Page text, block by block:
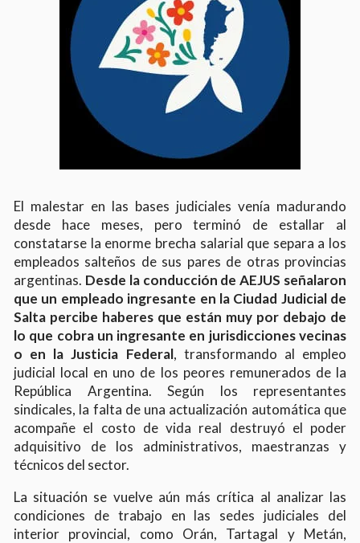
El malestar en las bases judiciales venía madurando
desde hace meses, pero terminó de estallar al
constatarse la enorme brecha salarial que separa a los
empleados salteños de sus pares de otras provincias
argentinas. Desde la conducción de AEJUS señalaron
que un empleado ingresante en la Ciudad Judicial de
Salta percibe haberes que están muy por debajo de
lo que cobra un ingresante en jurisdicciones vecinas
o en la Justicia Federal, transformando al empleo
judicial local en uno de los peores remunerados de la
República Argentina. Según los representantes
sindicales, la falta de una actualización automática que
acompañe el costo de vida real destruyó el poder
adquisitivo de los administrativos, maestranzas y
técnicos del sector.
La situación se vuelve aún más crítica al analizar las
condiciones de trabajo en las sedes judiciales del
interior provincial, como Orán, Tartagal y Metán,